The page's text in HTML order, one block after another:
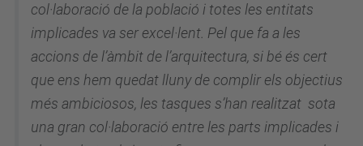
col·laboració de la població i totes les entitats
implicades va ser excel·lent. Pel que fa a les
accions de l’àmbit de l’arquitectura, si bé és cert
que ens hem quedat lluny de complir els objectius
més ambiciosos, les tasques s’han realitzat sota
una gran col·laboració entre les parts implicades i